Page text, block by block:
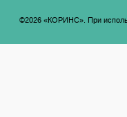
©2026 «КОРИНС». При